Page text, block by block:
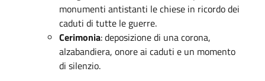
monumenti antistanti le chiese in ricordo dei
caduti di tutte le guerre.
Cerimonia: deposizione di una corona,
alzabandiera, onore ai caduti e un momento
di silenzio.